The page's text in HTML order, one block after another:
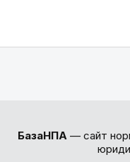
БазаНПА — сайт